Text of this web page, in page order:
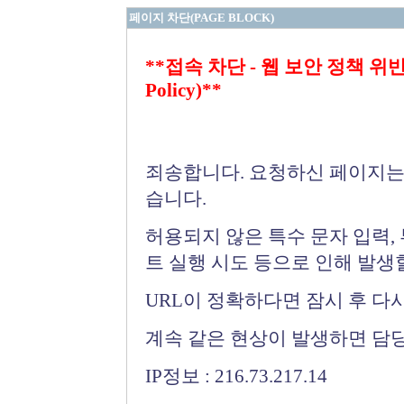
페이지 차단(PAGE BLOCK)
**접속 차단 - 웹 보안 정책 위
Policy)**
죄송합니다. 요청하신 페이지
습니다.
허용되지 않은 특수 문자 입력
트 실행 시도 등으로 인해 발생
URL이 정확하다면 잠시 후 다
계속 같은 현상이 발생하면 담
IP정보 : 216.73.217.14